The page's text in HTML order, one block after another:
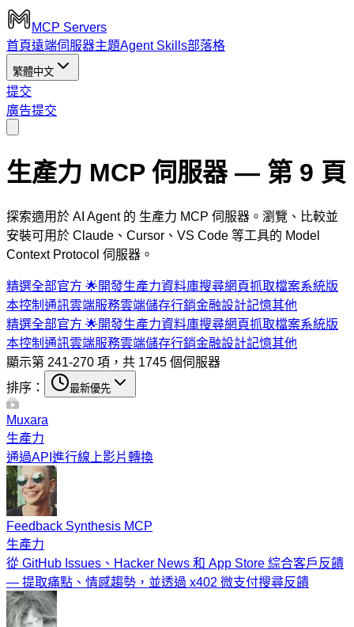
MCP Servers
首頁遠端伺服器主題Agent Skills部落格
繁體中文
提交
廣告提交
生產力 MCP 伺服器 — 第 9 頁
探索適用於 AI Agent 的 生產力 MCP 伺服器。瀏覽、比較並
安裝可用於 Claude、Cursor、VS Code 等工具的 Model
Context Protocol 伺服器。
精選全部官方 🌟開發生產力資料庫搜尋網頁抓取檔案系統版
本控制 通訊雲端服務雲端儲存行銷金融設計記憶其他
精選全部官方 🌟開發生產力資料庫搜尋網頁抓取檔案系統版
本控制 通訊雲端服務雲端儲存行銷金融設計記憶其他
顯示第 241-270 項，共 1745 個伺服器
排序：
最新優先
Muxara
生產力
通過API進行線上影片轉換
Feedback Synthesis MCP
生產力
從 GitHub Issues、Hacker News 和 App Store 綜合客戶反饋
— 提取痛點、情感趨勢，並透過 x402 微支付搜尋反饋